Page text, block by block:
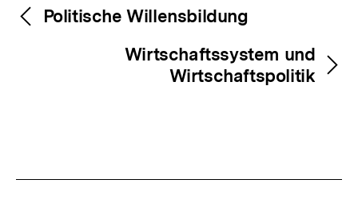
Inhaltsnavigation
Inhaltsnavigation
Politische Willensbildung
Wirtschaftssystem und
Wirtschaftspolitik